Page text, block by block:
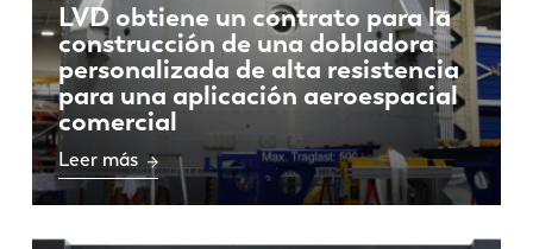
LVD obtiene un contrato para la
construcción de una dobladora
personalizada de alta resistencia
para una aplicación aeroespacial
comercial
Leer más